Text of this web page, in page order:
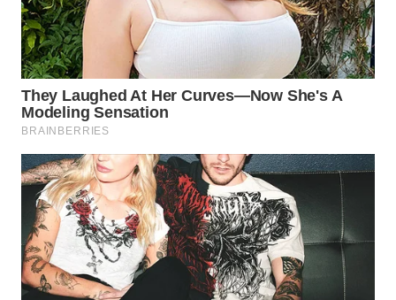
WN
TAPANULI
TENGAH
WN DELI
WN
TEBING
TINGGI
WN
PAKPAK